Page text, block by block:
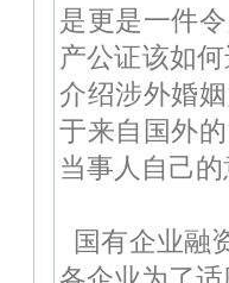
是更是一件
产公证该如
介绍涉外婚
于来自国外
当事人自己
国有企业融